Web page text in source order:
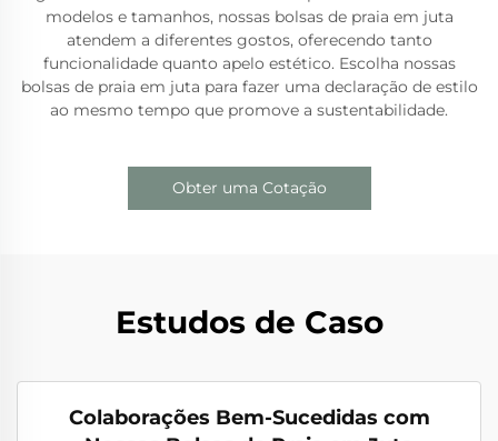
modelos e tamanhos, nossas bolsas de praia em juta
atendem a diferentes gostos, oferecendo tanto
funcionalidade quanto apelo estético. Escolha nossas
bolsas de praia em juta para fazer uma declaração de estilo
ao mesmo tempo que promove a sustentabilidade.
Obter uma Cotação
Estudos de Caso
Colaborações Bem-Sucedidas com